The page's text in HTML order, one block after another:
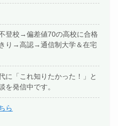
登校→偏差値70の高校に合格
り→高認→通信制大学＆在宅
に「これ知りたかった！」と
を発信中です。
ら